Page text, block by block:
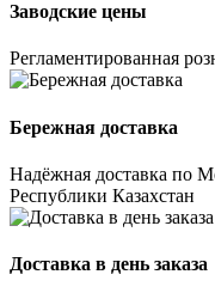
Заводские цены
Регламентированная
Бережная доставка
Надёжная доставка по
Республики Казахстан
Доставка в день заказа